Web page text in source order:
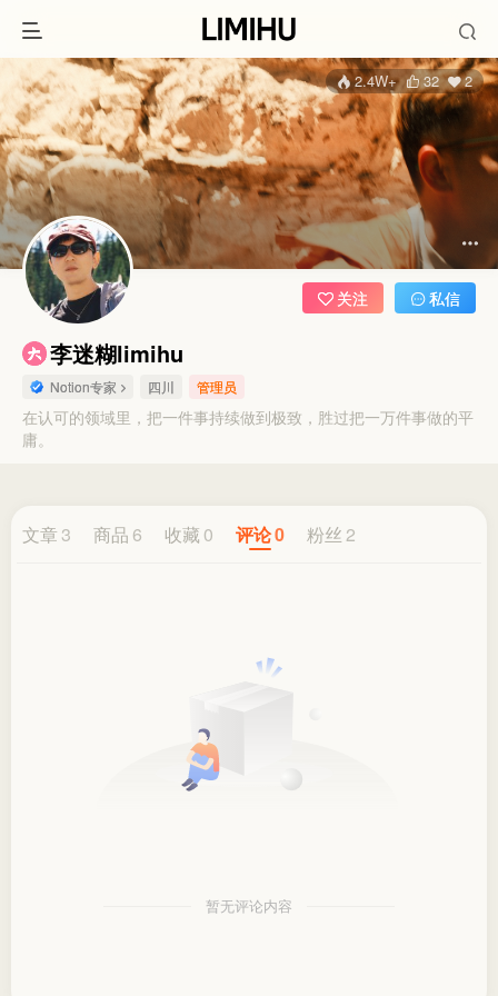
2.4W+ 32 2
李迷糊limihu
Notion专家 四川 管理员
在认可的领域里，把一件事持续做到极致，胜过把一万件事做的平
庸。
关注 私信
文章 3 商品 6 收藏 0 评论0 粉丝 2
暂无评论内容